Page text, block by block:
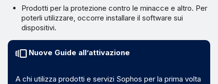
Português
中文（繁體）
Prodotti per la protezione contro le minacce e altro. Per
poterli utilizzare, occorre installare il software sui
dispositivi.
Nuove Guide all’attivazione
A chi utilizza prodotti e servizi Sophos per la prima volta